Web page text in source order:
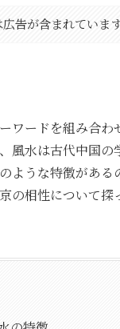
告が含まれています
ワードを組み合
風水は古代中国
ような特徴があ
の相性について探